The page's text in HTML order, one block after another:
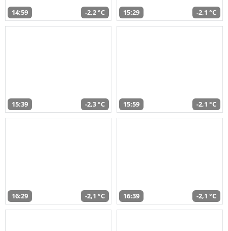
14:59 -2,2 °C 15:29 -2,1 °C
15:39 -2,3 °C 15:59 -2,1 °C
16:29 -2,1 °C 16:39 -2,1 °C